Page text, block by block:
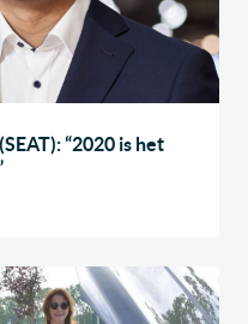
“2020 is het